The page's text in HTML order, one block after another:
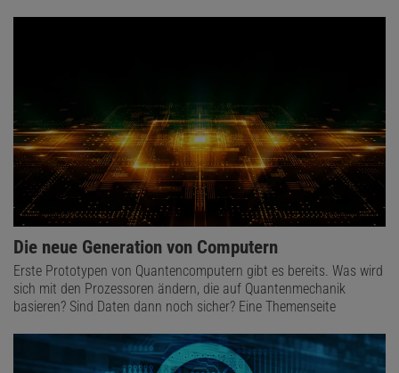
Die neue Generation von Computern
Erste Prototypen von Quantencomputern gibt es bereits. Was wird
sich mit den Prozessoren ändern, die auf Quantenmechanik
basieren? Sind Daten dann noch sicher? Eine Themenseite